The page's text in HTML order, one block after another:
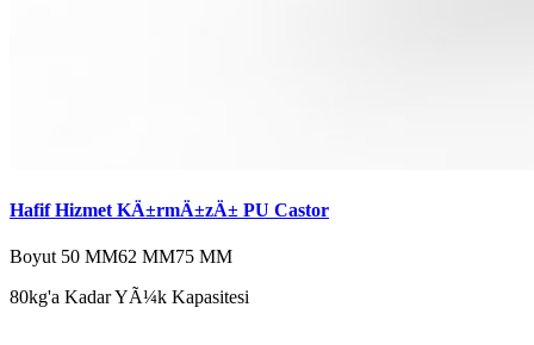
Hafif Hizmet KÄ±rmÄ±zÄ± PU Castor
Boyut 50 MM62 MM75 MM
80kg'a Kadar YÃ¼k Kapasitesi